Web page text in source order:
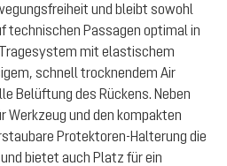
und bleibt sowohl
technischen Passagen optimal in
mit elastischem
schnell trocknendem Air
Belüftung des Rückens. Neben
Werkzeug und den kompakten
Protektoren-Halterung die
bietet auch Platz für ein